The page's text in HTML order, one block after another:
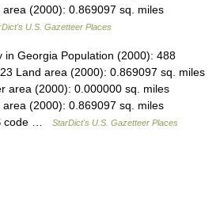
(2000): 0.869097 sq. miles
U.S. Gazetteer Places
Georgia Population (2000): 488
Land area (2000): 0.869097 sq. miles
area (2000): 0.000000 sq. miles
(2000): 0.869097 sq. miles
code …
StarDict's U.S. Gazetteer Places